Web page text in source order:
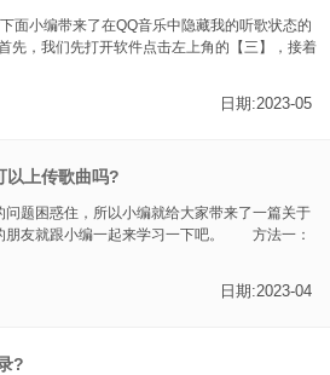
面小编带来了在QQ音乐中隐藏我的听歌状态的
，我们先打开软件点击左上角的【三】，接着
日期:2023-05
以上传歌曲吗?
题困惑住，所以小编就给大家带来了一篇关于
朋友就跟小编一起来学习一下吧。 方法一：
日期:2023-04
?